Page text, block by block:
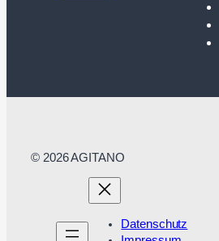
© 2026 AGITANO
Datenschutz